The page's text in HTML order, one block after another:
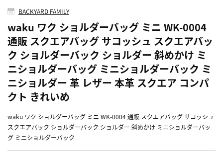
BACKYARD FAMILY
waku ワク ショルダーバッグ ミニ WK-0004
通販 スクエアバッグ サコッシュ スクエアバッ
ク ショルダーバック ショルダー 斜めかけ ミ
ニショルダーバッグ ミニショルダーバック ミ
ニショルダー 革 レザー 本革 スクエア コンパ
クト きれいめ
waku ワク ショルダーバッグ ミニ WK-0004 通販 スクエアバッグ サコッシュ
スクエアバック ショルダーバック ショルダー 斜めかけ ミニショルダーバッ
グ ミニショルダーバック